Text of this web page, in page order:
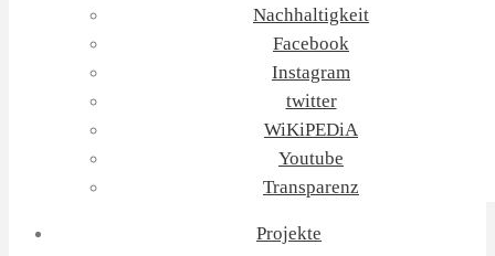
Nachhaltigkeit
Facebook
Instagram
twitter
WiKiPEDiA
Youtube
Transparenz
Projekte